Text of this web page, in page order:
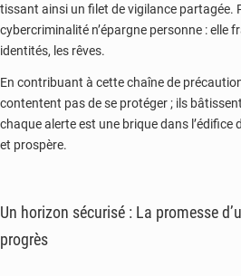
tissant ainsi un filet de vigilance partagée.
cybercriminalité n’épargne personne : elle
identités, les rêves.
En contribuant à cette chaîne de
contentent pas de se protéger ; ils
chaque alerte est une brique dans l’édifice
et prospère.
Un horizon sécurisé : La promesse
progrès